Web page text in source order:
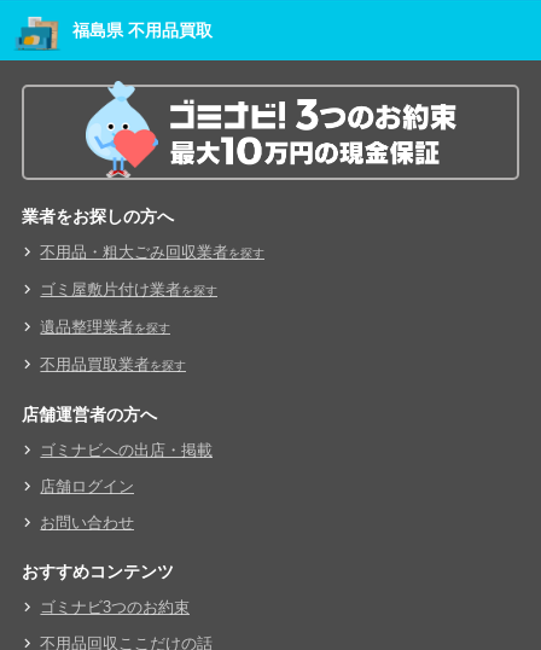
福島県 不用品買取
業者をお探しの方へ
不用品・粗大ごみ回収業者を探す
ゴミ屋敷片付け業者を探す
遺品整理業者を探す
不用品買取業者を探す
店舗運営者の方へ
ゴミナビへの出店・掲載
店舗ログイン
お問い合わせ
おすすめコンテンツ
ゴミナビ3つのお約束
不用品回収ここだけの話